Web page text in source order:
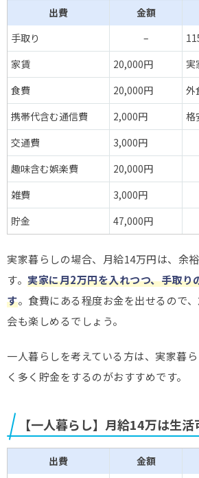
出費 金額
手取り
–
家賃
20,000円
実
食費
20,000円
外
携帯代含む通信費
2,000円
格
交通費
3,000円
趣味含む娯楽費
20,000円
雑費
3,000円
貯金
47,000円
実家暮らしの場合、月給14万円は、余
す。 実家に月2万円を入れつつ、手取り
す。食費にある程度お金を出せるので
会も楽しめるでしょう。
一人暮らしを考えている方は、実家暮
く多く貯金をするのがおすすめです。
【一人暮らし】月給14万は生活
出費 金額